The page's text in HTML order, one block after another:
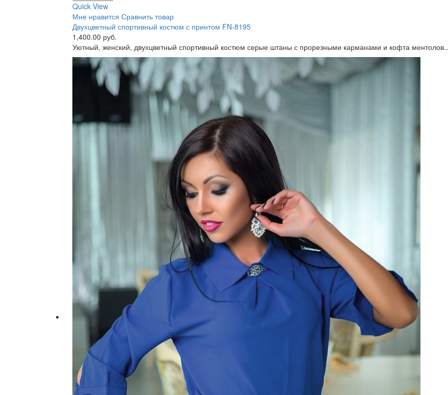
Quick View
Мне нравится Сравнить товар
Двухцветный спортивный костюм с принтом FN-8195
1,400.00 руб.
Уютный, женский, двухцветный спортивный костюм серые штаны с прорезными карманами и кофта ментолов..